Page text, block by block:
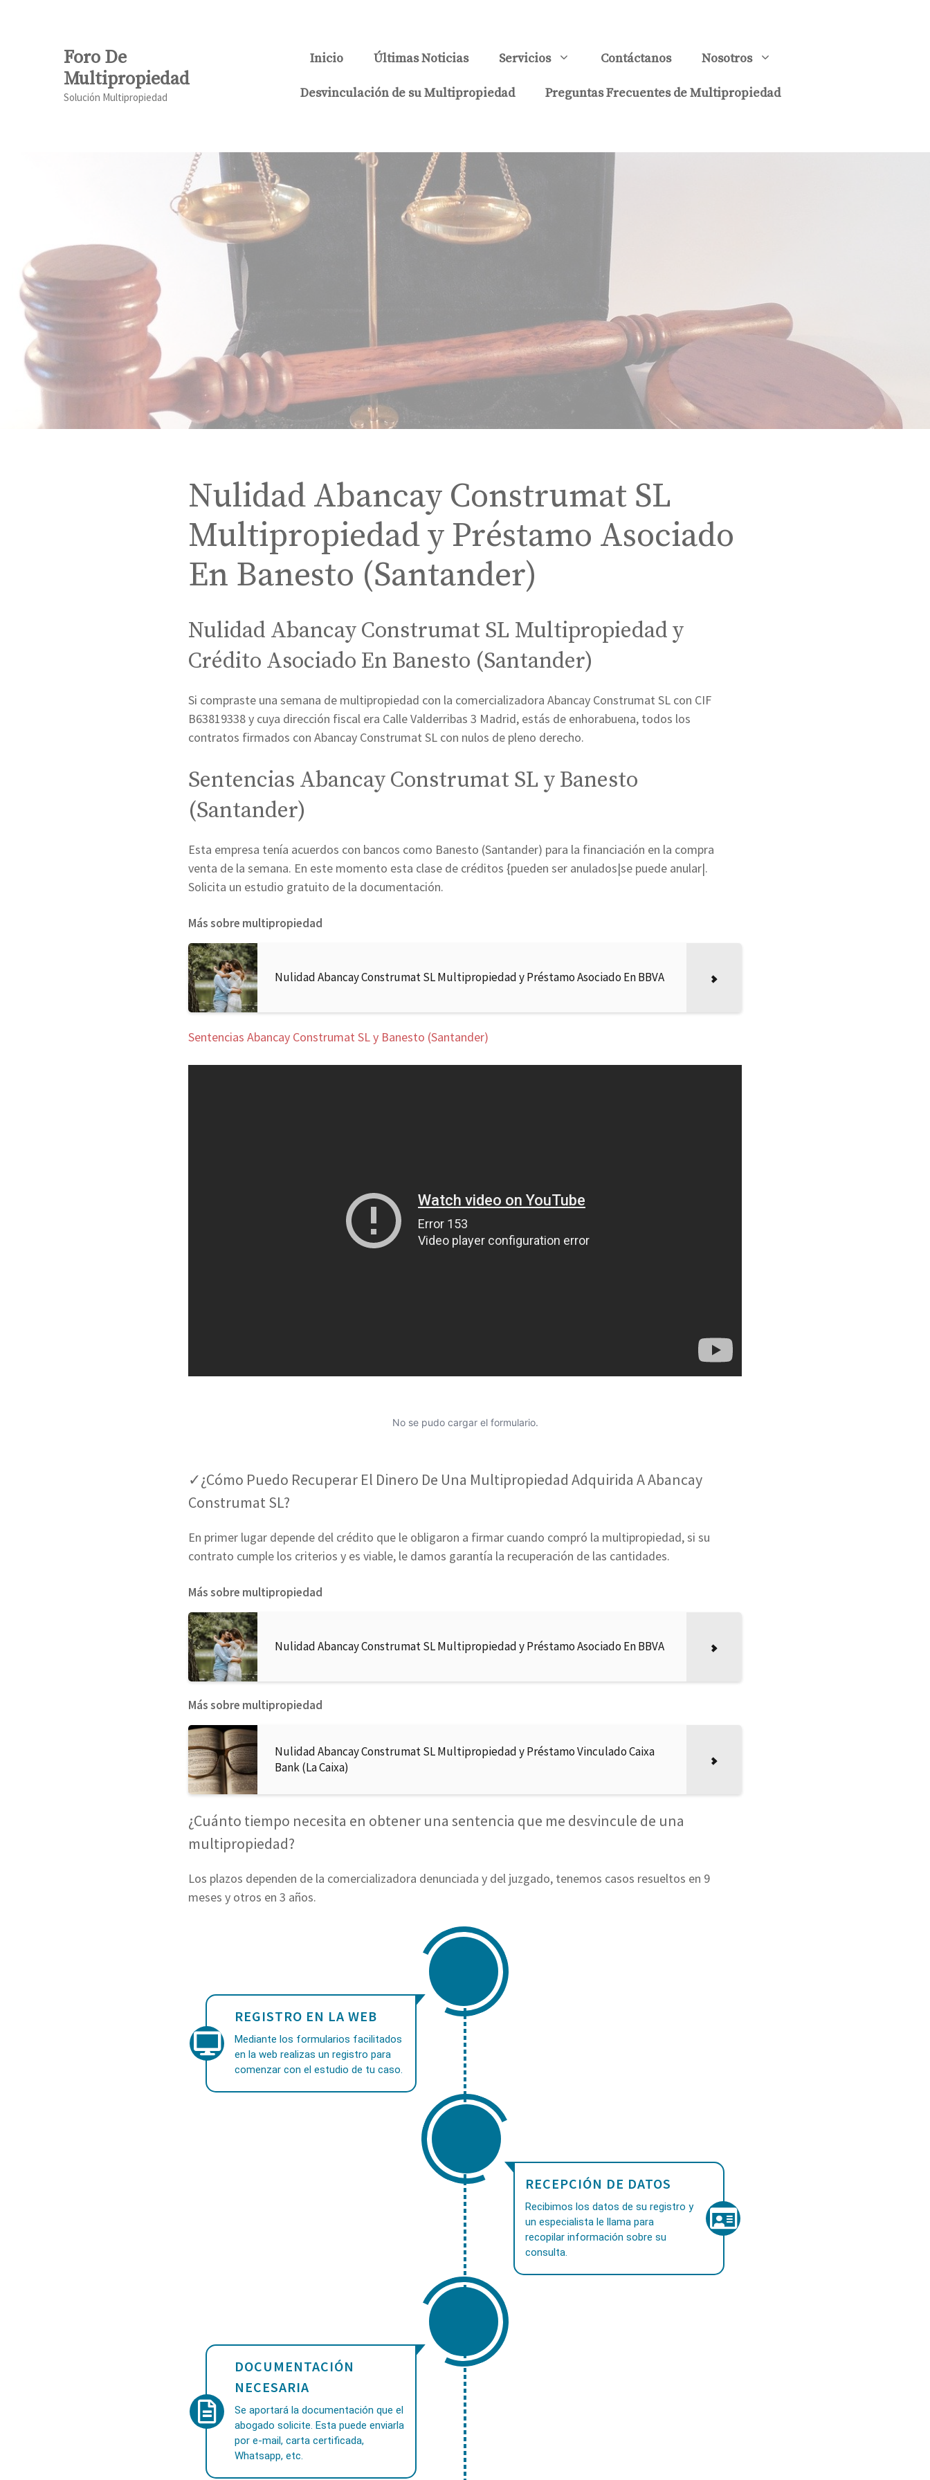
Foro De
Multipropiedad
Solución Multipropiedad
Inicio Últimas Noticias Servicios Contáctanos Nosotros
Desvinculación de su Multipropiedad Preguntas Frecuentes de Multipropiedad
Nulidad Abancay Construmat SL
Multipropiedad y Préstamo Asociado
En Banesto (Santander)
Nulidad Abancay Construmat SL Multipropiedad y
Crédito Asociado En Banesto (Santander)
Si compraste una semana de multipropiedad con la comercializadora Abancay Construmat SL con CIF
B63819338 y cuya dirección fiscal era Calle Valderribas 3 Madrid, estás de enhorabuena, todos los
contratos firmados con Abancay Construmat SL con nulos de pleno derecho.
Sentencias Abancay Construmat SL y Banesto
(Santander)
Esta empresa tenía acuerdos con bancos como Banesto (Santander) para la financiación en la compra
venta de la semana. En este momento esta clase de créditos {pueden ser anulados|se puede anular|.
Solicita un estudio gratuito de la documentación.
Más sobre multipropiedad
Nulidad Abancay Construmat SL Multipropiedad y Préstamo Asociado En BBVA
Sentencias Abancay Construmat SL y Banesto (Santander)
No se pudo cargar el formulario.
✓¿Cómo Puedo Recuperar El Dinero De Una Multipropiedad Adquirida A Abancay
Construmat SL?
En primer lugar depende del crédito que le obligaron a firmar cuando compró la multipropiedad, si su
contrato cumple los criterios y es viable, le damos garantía la recuperación de las cantidades.
Más sobre multipropiedad
Nulidad Abancay Construmat SL Multipropiedad y Préstamo Asociado En BBVA
Más sobre multipropiedad
Nulidad Abancay Construmat SL Multipropiedad y Préstamo Vinculado Caixa
Bank (La Caixa)
¿Cuánto tiempo necesita en obtener una sentencia que me desvincule de una
multipropiedad?
Los plazos dependen de la comercializadora denunciada y del juzgado, tenemos casos resueltos en 9
meses y otros en 3 años.
REGISTRO EN LA WEB
Mediante los formularios facilitados
en la web realizas un registro para
comenzar con el estudio de tu caso.
RECEPCIÓN DE DATOS
Recibimos los datos de su registro y
un especialista le llama para
recopilar información sobre su
consulta.
DOCUMENTACIÓN
NECESARIA
Se aportará la documentación que el
abogado solicite. Esta puede enviarla
por e-mail, carta certificada,
Whatsapp, etc.